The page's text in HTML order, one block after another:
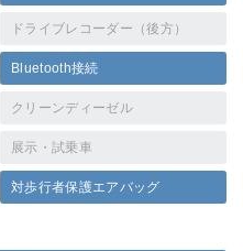
ドライブレコーダー（後方）
Bluetooth接続
クリーンディーゼル
展示・試乗車
対歩行者保護エアバッグ